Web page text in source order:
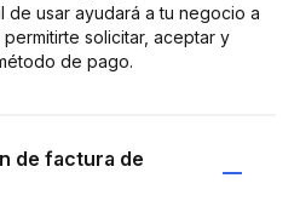
de usar ayudará a tu negocio a
solicitar, aceptar y
de pago.
de factura de